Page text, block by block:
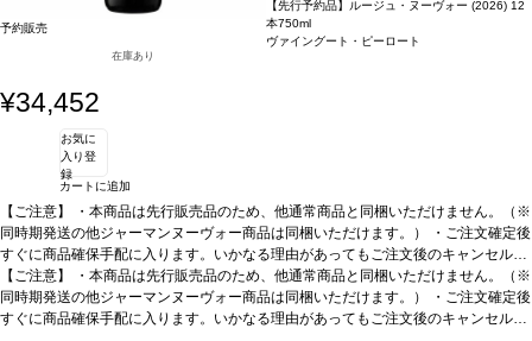
予約販売
在庫あり
【先行予約品】ルージュ・ヌーヴォー (2026) 12
本750ml
ヴァイングート・ピーロート
¥34,452
お気に
入り登
録
カートに追加
【ご注意】
・本商品は先行販売品のため、他通常商品と同梱いただけません。（※
同時期発送の他ジャーマンヌーヴォー商品は同梱いただけます。） ・ご注文確定後
すぐに商品確保手配に入ります。いかなる理由があってもご注文後のキャンセルは
承っておりません。 ・手配完了後、システム設定上ご注文手配完了の通知が送付さ
れますが、出荷は配送予定日に準じます。 ・お届けは12月中旬頃を予定しており
ます。 ・お届け先1件につき送料1,760円を頂戴いたします。 ・値引きクーポンは
【ご注意】
・本商品は先行販売品のため、他通常商品と同梱いただけません。（※
同時期発送の他ジャーマンヌーヴォー商品は同梱いただけます。） ・ご注文確定後
すぐに商品確保手配に入ります。いかなる理由があってもご注文後のキャンセルは